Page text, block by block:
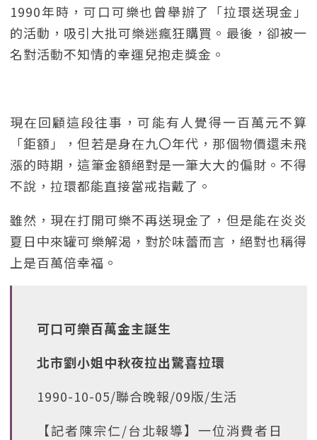
1990年時，可口可樂也曾舉辦了「拉環送現金」
的活動，吸引大批可樂迷瘋狂購買。最後，卻被一
名對活動不知情的幸運兒抱走獎金。
現在回顧這段往事，可能有人覺得一百萬元不算
「鉅額」，但若是身在九〇年代，那個物價還未飛
漲的時期，這筆金額絕對是一筆大大的偏財。不得
不說，拉環都能直接當戒指戴了。
雖然，現在打開可樂不再送現金了，但是能在炎炎
夏日中來罐可樂解渴，對於味蕾而言，絕對也稱得
上是百萬倍幸福。
可口可樂百萬金主誕生
北市劉小姐中秋夜拉出驚喜拉環
1990-10-05/聯合晚報/09版/生活
【記者陳宗仁/台北報導】一位消費者日